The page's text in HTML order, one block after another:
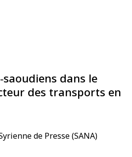
dans le
des transports en